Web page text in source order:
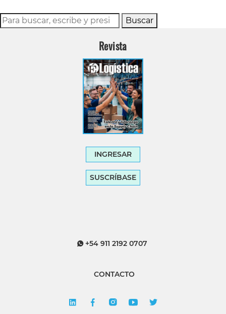
Buscar
Revista
INGRESAR
SUSCRÍBASE
+54 911 2192 0707
CONTACTO